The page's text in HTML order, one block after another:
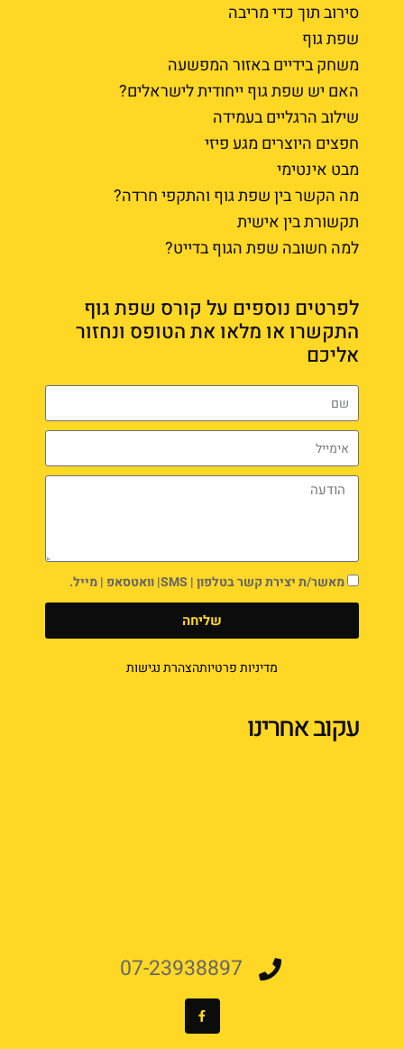
סירוב תוך כדי מריבה
שפת גוף
משחק בידיים באזור המפשעה
האם יש שפת גוף ייחודית לישראלים?
שילוב הרגליים בעמידה
חפצים היוצרים מגע פיזי
מבט אינטימי
מה הקשר בין שפת גוף והתקפי חרדה?
תקשורת בין אישית
למה חשובה שפת הגוף בדייט?
לפרטים נוספים על קורס שפת גוף
התקשרו או מלאו את הטופס ונחזור
אליכם
מאשר/ת יצירת קשר בטלפון | SMS| וואטסאפ | מייל.
שליחה
מדיניות פרטיותהצהרת נגישות
עקוב אחרינו
07-23938897